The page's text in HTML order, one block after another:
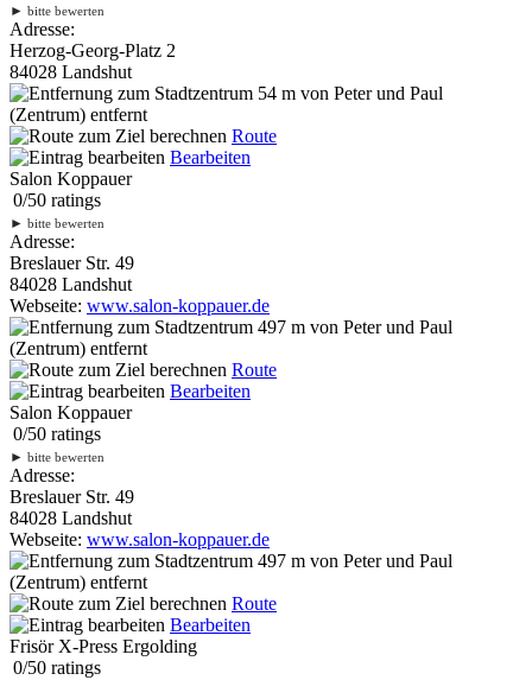
► bitte bewerten
Adresse:
Herzog-Georg-Platz 2
84028 Landshut
54 m von Peter und Paul
(Zentrum) entfernt
Route
Bearbeiten
Salon Koppauer
0/50 ratings
► bitte bewerten
Adresse:
Breslauer Str. 49
84028 Landshut
Webseite: www.salon-koppauer.de
497 m von Peter und Paul
(Zentrum) entfernt
Route
Bearbeiten
Salon Koppauer
0/50 ratings
► bitte bewerten
Adresse:
Breslauer Str. 49
84028 Landshut
Webseite: www.salon-koppauer.de
497 m von Peter und Paul
(Zentrum) entfernt
Route
Bearbeiten
Frisör X-Press Ergolding
0/50 ratings